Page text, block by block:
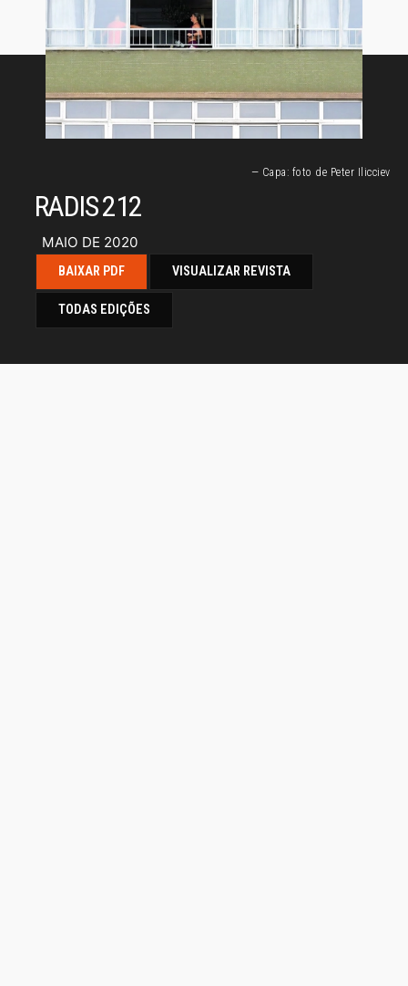
— Capa: foto de Peter Ilicciev
RADIS 212
MAIO DE 2020
BAIXAR PDF VISUALIZAR REVISTA
TODAS EDIÇÕES